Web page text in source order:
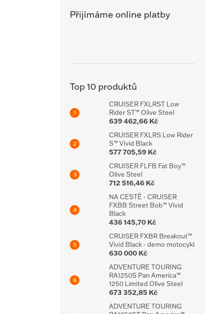
Přijímáme online platby
Top 10 produktů
CRUISER FXLRST Low
Rider ST™ Olive Steel
639 462,66 Kč
CRUISER FXLRS Low Rider
S™ Vivid Black
577 705,59 Kč
CRUISER FLFB Fat Boy™
Olive Steel
712 516,46 Kč
NA CESTĚ - CRUISER
FXBB Street Bob™ Vivid
Black
436 145,70 Kč
CRUISER FXBR Breakout™
Vivid Black - demo motocykl
630 000 Kč
ADVENTURE TOURING
RA1250S Pan America™
1250 Limited Olive Steel
673 352,85 Kč
ADVENTURE TOURING